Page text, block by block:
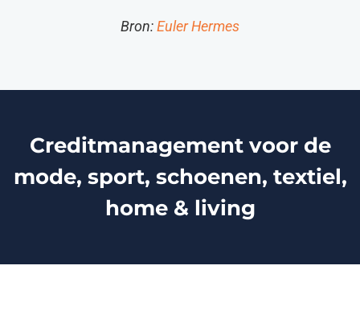
Bron: Euler Hermes
Creditmanagement voor de
mode, sport, schoenen, textiel,
home & living